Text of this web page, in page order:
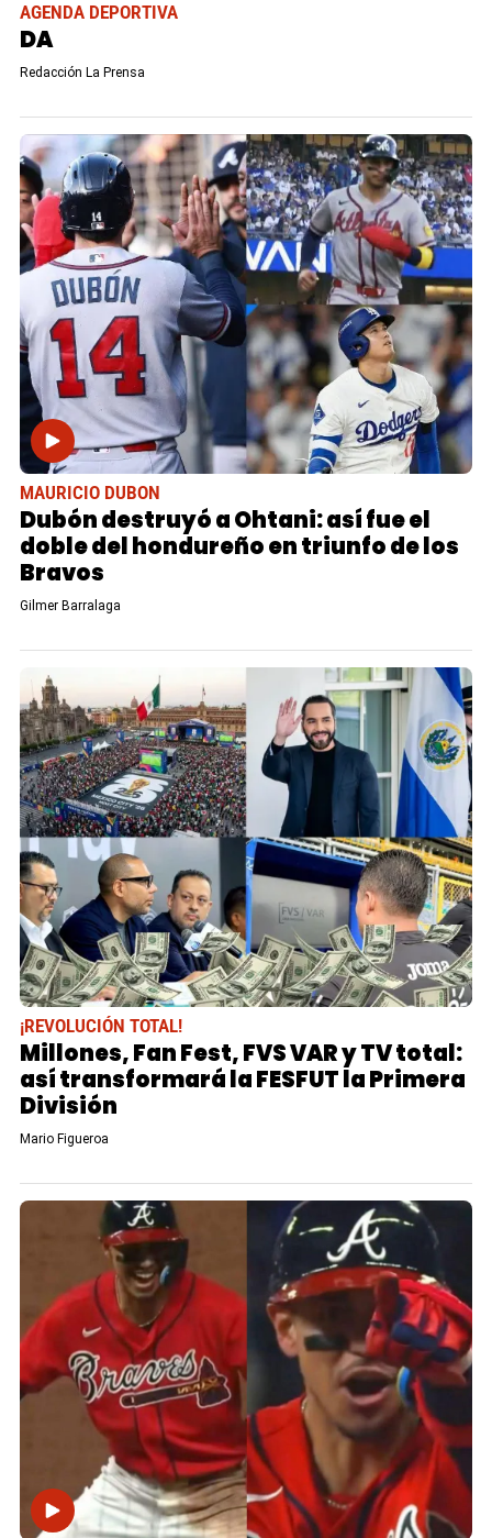
AGENDA DEPORTIVA
DA
Redacción La Prensa
MAURICIO DUBON
Dubón destruyó a Ohtani: así fue el
doble del hondureño en triunfo de los
Bravos
Gilmer Barralaga
¡REVOLUCIÓN TOTAL!
Millones, Fan Fest, FVS VAR y TV total:
así transformará la FESFUT la Primera
División
Mario Figueroa